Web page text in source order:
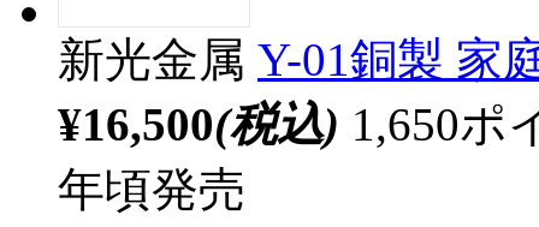
新光金属 Y-01銅製 家
¥16,500(税込) 1,650ポ
年頃発売